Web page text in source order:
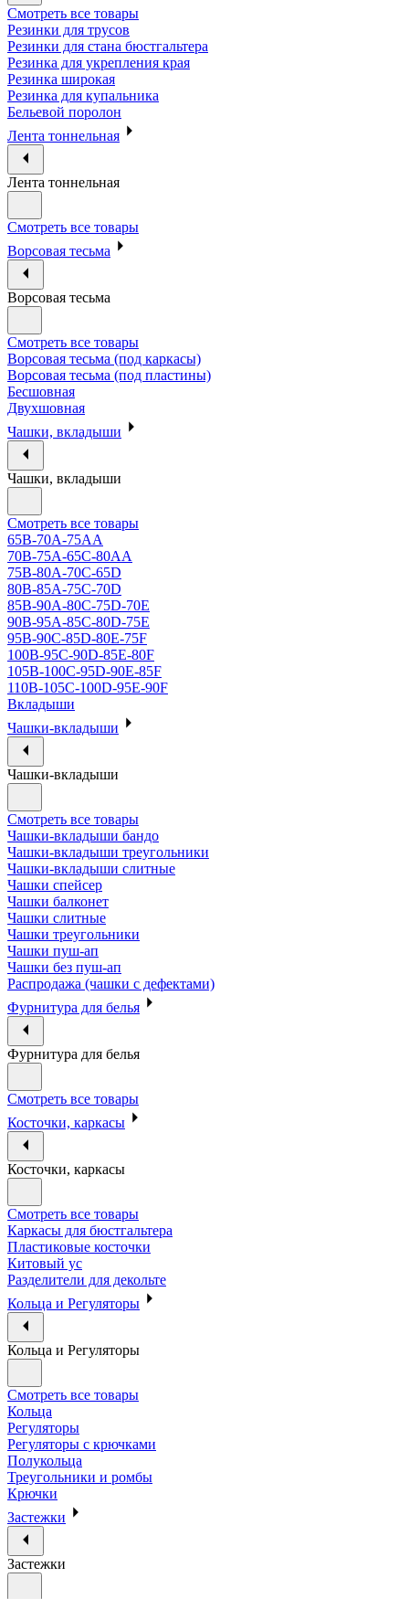
Смотреть все товары
Резинки для трусов
Резинки для стана бюстгальтера
Резинка для укрепления края
Резинка широкая
Резинка для купальника
Бельевой поролон
Лента тоннельная
Лента тоннельная
Смотреть все товары
Ворсовая тесьма
Ворсовая тесьма
Смотреть все товары
Ворсовая тесьма (под каркасы)
Ворсовая тесьма (под пластины)
Бесшовная
Двухшовная
Чашки, вкладыши
Чашки, вкладыши
Смотреть все товары
65B-70A-75АА
70В-75А-65С-80АА
75В-80А-70С-65D
80В-85А-75С-70D
85В-90А-80С-75D-70E
90B-95A-85C-80D-75E
95B-90C-85D-80E-75F
100B-95C-90D-85E-80F
105B-100C-95D-90E-85F
110B-105C-100D-95E-90F
Вкладыши
Чашки-вкладыши
Чашки-вкладыши
Смотреть все товары
Чашки-вкладыши бандо
Чашки-вкладыши треугольники
Чашки-вкладыши слитные
Чашки спейсер
Чашки балконет
Чашки слитные
Чашки треугольники
Чашки пуш-ап
Чашки без пуш-ап
Распродажа (чашки с дефектами)
Фурнитура для белья
Фурнитура для белья
Смотреть все товары
Косточки, каркасы
Косточки, каркасы
Смотреть все товары
Каркасы для бюстгальтера
Пластиковые косточки
Китовый ус
Разделители для декольте
Кольца и Регуляторы
Кольца и Регуляторы
Смотреть все товары
Кольца
Регуляторы
Регуляторы с крючками
Полукольца
Треугольники и ромбы
Крючки
Застежки
Застежки